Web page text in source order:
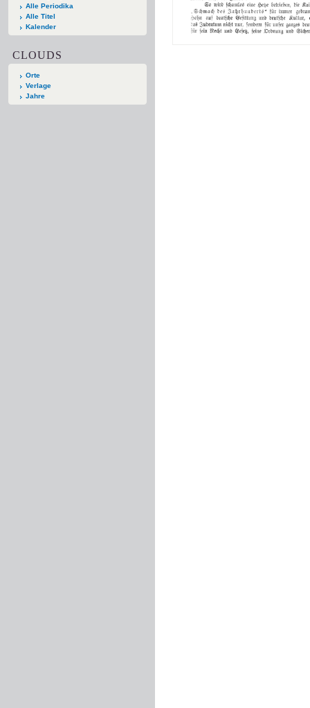
Alle Periodika
Alle Titel
Kalender
CLOUDS
Orte
Verlage
Jahre